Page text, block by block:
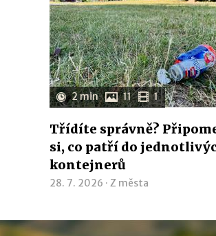
2 min 11 1
Třídíte správně?
si, co patří do
kontejnerů
28. 7. 2026 · Z města